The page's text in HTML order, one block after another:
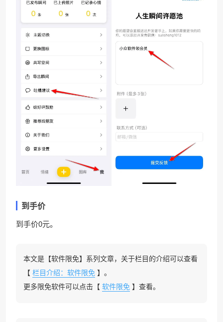
到手价
到手价0元。
本文是【软件限免】系列文章，关于栏目的介绍可以查看
【 栏目介绍：软件限免 】。
更多限免软件可以点击【 软件限免 】查看。